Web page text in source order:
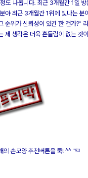
도 나옵니다. 최근 3개월간 1일
야 최근 3개월간 1위에 빛나는 분
순위가 신뢰성이 있긴 한 건가?"
제 생각은 더욱 흔들림이 없는
래의 손모양 추천버튼을 쿡! ^^☜